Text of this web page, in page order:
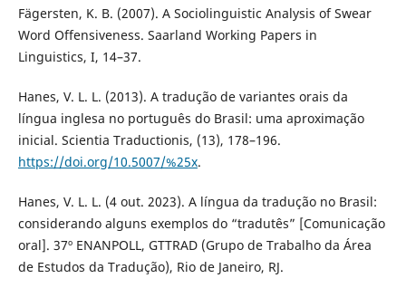
Fägersten, K. B. (2007). A Sociolinguistic Analysis of Swear
Word Offensiveness. Saarland Working Papers in
Linguistics, I, 14–37.
Hanes, V. L. L. (2013). A tradução de variantes orais da
língua inglesa no português do Brasil: uma aproximação
inicial. Scientia Traductionis, (13), 178–196.
https://doi.org/10.5007/%25x.
Hanes, V. L. L. (4 out. 2023). A língua da tradução no Brasil:
considerando alguns exemplos do “tradutês” [Comunicação
oral]. 37º ENANPOLL, GTTRAD (Grupo de Trabalho da Área
de Estudos da Tradução), Rio de Janeiro, RJ.